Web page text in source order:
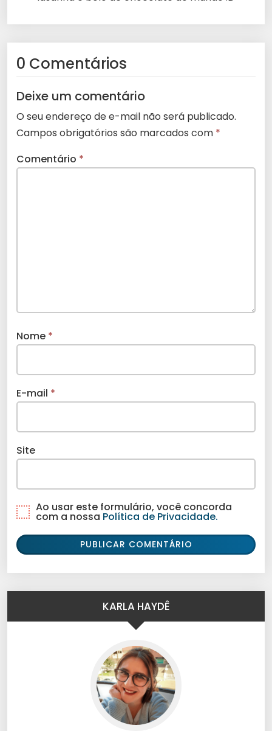
0 Comentários
Deixe um comentário
O seu endereço de e-mail não será publicado.
Campos obrigatórios são marcados com *
Comentário *
Nome *
E-mail *
Site
Ao usar este formulário, você concorda
com a nossa Política de Privacidade.
KARLA HAYDÊ